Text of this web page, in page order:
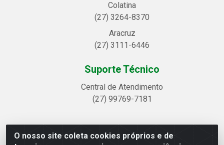
O nosso site coleta cookies próprios e de
Colatina
(27) 3264-8370
Aracruz
(27) 3111-6446
Suporte Técnico
Central de Atendimento
(27) 99769-7181
Linhavix Distribuidora LTDA - Avenida Alegre, 2521 -